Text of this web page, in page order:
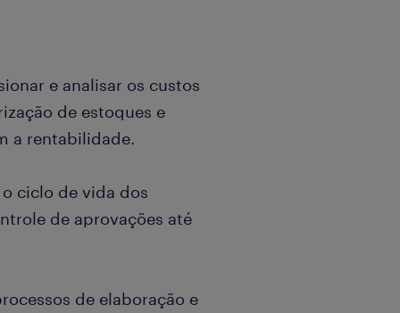
e analisar os custos
de estoques e
a rentabilidade.
ciclo de vida dos
de aprovações até
de elaboração e